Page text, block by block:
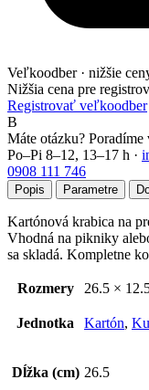
Veľkoodber · nižšie
Nižšia cena pre
Registrovať veľkoodber
B
Máte otázku? Poradíme
Po–Pi 8–12, 13–17 h ·
0908 111 746
Popis Parametre
Kartónová krabica na
Vhodná na pikniky
sa skladá. Kompletne
Rozmery 26.5 ×
Jednotka Kartón,
Dĺžka (cm) 26.5